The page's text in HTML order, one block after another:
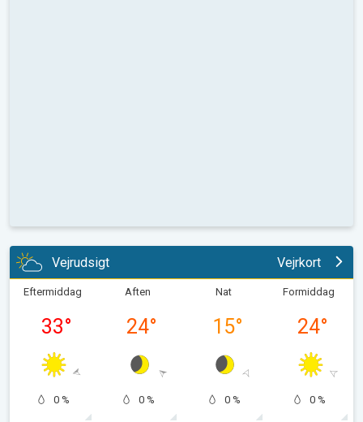
Vejrudsigt Vejrkort
Eftermiddag
33°
0 %
Aften
24°
0 %
Nat
15°
0 %
Formiddag
24°
0 %